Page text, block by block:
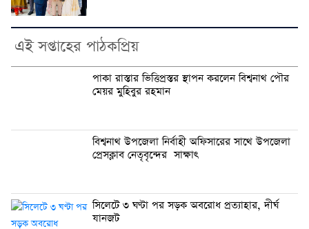
এই সপ্তাহের পাঠকপ্রিয়
পাকা রাস্তার ভিত্তিপ্রস্তর স্থাপন করলেন বিশ্বনাথ পৌর
মেয়র মুহিবুর রহমান
বিশ্বনাথ উপজেলা নির্বাহী অফিসারের সাথে উপজেলা
প্রেসক্লাব নেতৃবৃন্দের সাক্ষাৎ
সিলেটে ৩ ঘণ্টা পর সড়ক অবরোধ প্রত্যাহার, দীর্ঘ
যানজট